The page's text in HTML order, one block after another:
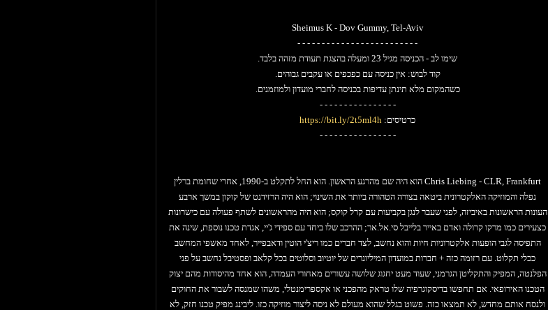
Sheimus K - Dov Gummy, Tel-Aviv
- - - - - - - - - - - - - - - - - - - - - - - - -
שימו לב - הכניסה מגיל 23 ומעלה בהצגת תעודת מזהה בלבד.
קוד לבוש: אין כניסה עם כפכפים או עקבים גבוהים.
כשהמקום מלא תינתן עדיפות בכניסה לחברי מועדון ולמוזמנים.
- - - - - - - - - - - - - - - -
כרטיסים: https://bit.ly/2t5ml4h
- - - - - - - - - - - - - - - -
Chris Liebing - CLR, Frankfurt
הוא היה שם מהרגע הראשון. הוא החל לתקלט ב-1990, אחרי שחומת ברלין
נפלה והמוזיקה האלקטרונית ביטאה בצורה הטהורה ביותר את השינוי; הוא היה הרזידנט של קוקון במשך ארבע
העונות הראשונות באיביזה, לפני שעבר לנגן בקביעות עם קרל קוקס; הוא היה מהראשונים לשתף פעולה עם כישרונות
כצעירים כמו מרקו קרולה ואדם באייר בלייבל סי.אל.אר; ההרכב שלו ביחד עם ספידי ג'יי, אגדת טכנו נוספת, שינה את
התפיסה לגבי הופעות אלקטרוניות חיות והוא נחשב, לצד חברים כמו ריצ'י הוטין ודאבפייר, לאחד מאשפי המחשב
ככלי תקלוט. עם רזומה כזה + חברות במועדון המיליונרים של יוטיוב וסלוטים בכל קלאב ופסטיבל נחשב על פני
הפלנטה, המפיק והתקליטן הגרמני, שעוד מעט יחגוג שלושה עשורים מאחורי העמדה, הוא אחד מהיסודות מהם יצוק
הטכנו האירופאי. אם תחפשו בדיסקוגרפיה שלו טראק מהפכני או אקספרימנטלי, משהו שמנסה לשבור את החוקים
ולנסח אותם מחדש, לא תמצאו כזה. פשוט בגלל שהוא מעולם לא ניסה ליצור מוזיקה כזו. ליבינג מפיק טכנו חזק, לא